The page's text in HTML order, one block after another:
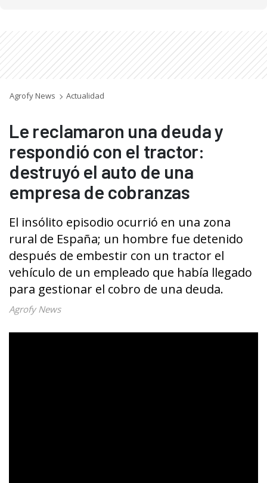
Agrofy News Actualidad
Le reclamaron una deuda y
respondió con el tractor:
destruyó el auto de una
empresa de cobranzas
El insólito episodio ocurrió en una zona
rural de España; un hombre fue detenido
después de embestir con un tractor el
vehículo de un empleado que había llegado
para gestionar el cobro de una deuda.
Agrofy News